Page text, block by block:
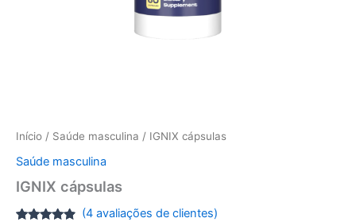
Início / Saúde masculina / IGNIX cápsulas
Saúde masculina
IGNIX cápsulas
(4avaliações de clientes)